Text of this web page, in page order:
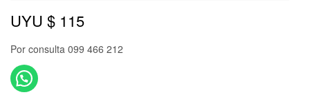
UYU $ 115
Por consulta 099 466 212